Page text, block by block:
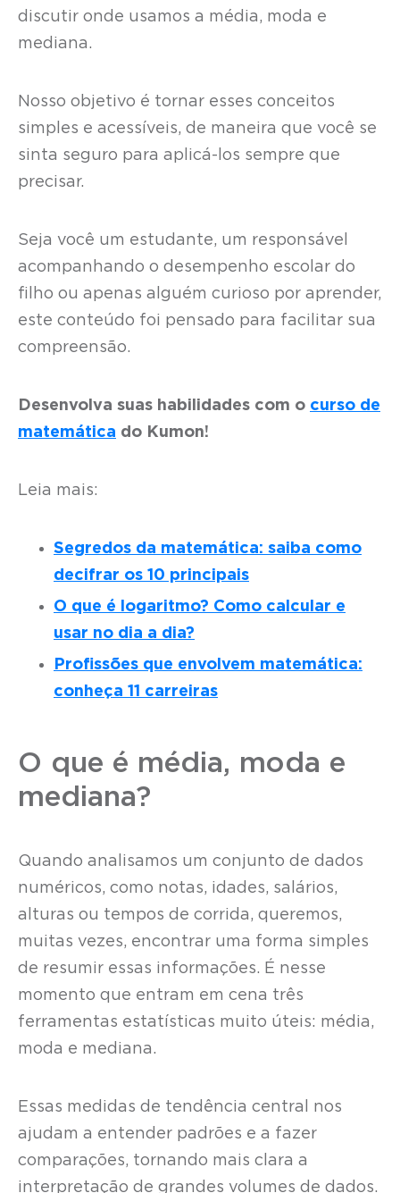
discutir onde usamos a média, moda e
mediana.
Nosso objetivo é tornar esses conceitos
simples e acessíveis, de maneira que você se
sinta seguro para aplicá-los sempre que
precisar.
Seja você um estudante, um responsável
acompanhando o desempenho escolar do
filho ou apenas alguém curioso por aprender,
este conteúdo foi pensado para facilitar sua
compreensão.
Desenvolva suas habilidades com o curso de
matemática do Kumon!
Leia mais:
Segredos da matemática: saiba como
decifrar os 10 principais
O que é logaritmo? Como calcular e
usar no dia a dia?
Profissões que envolvem matemática:
conheça 11 carreiras
O que é média, moda e
mediana?
Quando analisamos um conjunto de dados
numéricos, como notas, idades, salários,
alturas ou tempos de corrida, queremos,
muitas vezes, encontrar uma forma simples
de resumir essas informações. É nesse
momento que entram em cena três
ferramentas estatísticas muito úteis: média,
moda e mediana.
Essas medidas de tendência central nos
ajudam a entender padrões e a fazer
comparações, tornando mais clara a
interpretação de grandes volumes de dados.